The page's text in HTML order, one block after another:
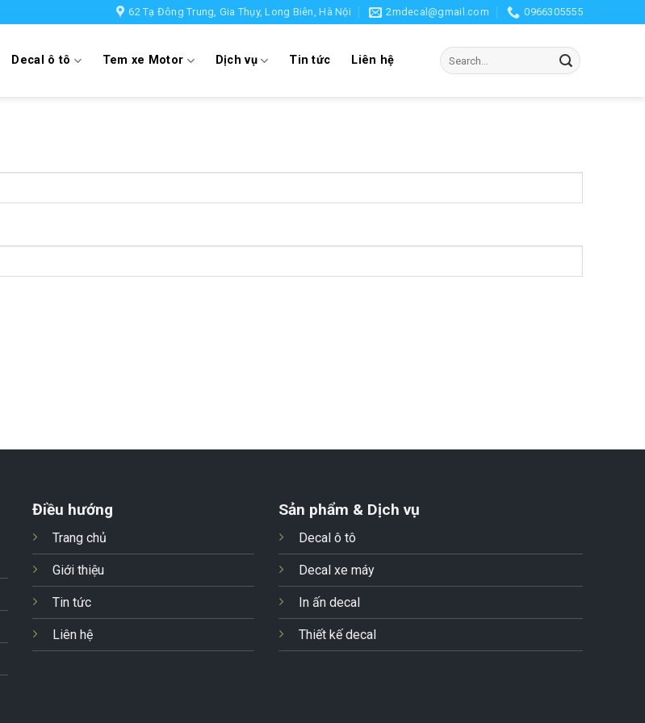
62 Tạ Đông Trung, Gia Thụy, Long Biên, Hà Nội 2mdecal@gmail.com 0966305555
Decal ô tô Tem xe Motor Dịch vụ Tin tức Liên hệ
Search
for:
Điều hướng
Trang chủ
Giới thiệu
Tin tức
Liên hệ
Sản phẩm & Dịch vụ
Decal ô tô
Decal xe máy
In ấn decal
Thiết kế decal